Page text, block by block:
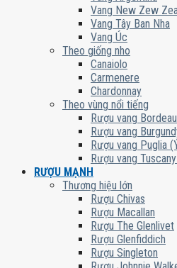
Vang New Zew
Vang Tây Ban Nha
Vang Úc
Theo giống nho
Canaiolo
Carmenere
Chardonnay
Theo vùng nổi tiếng
Rượu vang
Rượu vang
Rượu vang Puglia
Rượu vang
RƯỢU MẠNH
Thương hiệu lớn
Rượu Chivas
Rượu Macallan
Rượu The Glenlivet
Rượu Glenfiddich
Rượu Singleton